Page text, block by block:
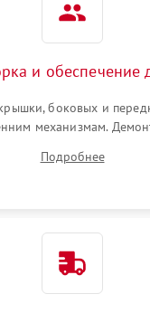
и обеспечение
боковых и
механизмам.
доступа к
Подробнее